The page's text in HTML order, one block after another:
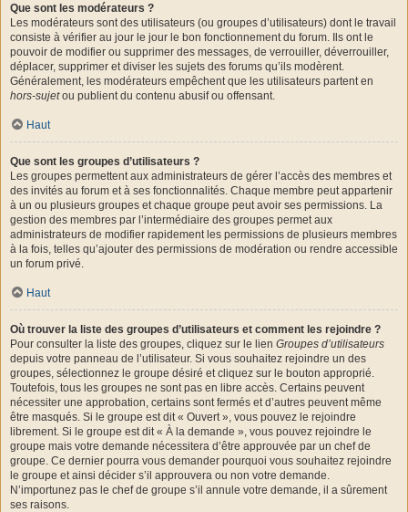
Que sont les modérateurs ?
Les modérateurs sont des utilisateurs (ou groupes d’utilisateurs) dont le travail
consiste à vérifier au jour le jour le bon fonctionnement du forum. Ils ont le
pouvoir de modifier ou supprimer des messages, de verrouiller, déverrouiller,
déplacer, supprimer et diviser les sujets des forums qu’ils modèrent.
Généralement, les modérateurs empêchent que les utilisateurs partent en
hors-sujetou publient du contenu abusif ou offensant.
Haut
Que sont les groupes d’utilisateurs ?
Les groupes permettent aux administrateurs de gérer l’accès des membres et
des invités au forum et à ses fonctionnalités. Chaque membre peut appartenir
à un ou plusieurs groupes et chaque groupe peut avoir ses permissions. La
gestion des membres par l’intermédiaire des groupes permet aux
administrateurs de modifier rapidement les permissions de plusieurs membres
à la fois, telles qu’ajouter des permissions de modération ou rendre accessible
un forum privé.
Haut
Où trouver la liste des groupes d’utilisateurs et comment les rejoindre ?
Pour consulter la liste des groupes, cliquez sur le lien Groupes d’utilisateurs
depuis votre panneau de l’utilisateur. Si vous souhaitez rejoindre un des
groupes, sélectionnez le groupe désiré et cliquez sur le bouton approprié.
Toutefois, tous les groupes ne sont pas en libre accès. Certains peuvent
nécessiter une approbation, certains sont fermés et d’autres peuvent même
être masqués. Si le groupe est dit « Ouvert », vous pouvez le rejoindre
librement. Si le groupe est dit « À la demande », vous pouvez rejoindre le
groupe mais votre demande nécessitera d’être approuvée par un chef de
groupe. Ce dernier pourra vous demander pourquoi vous souhaitez rejoindre
le groupe et ainsi décider s’il approuvera ou non votre demande.
N’importunez pas le chef de groupe s’il annule votre demande, il a sûrement
ses raisons.